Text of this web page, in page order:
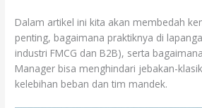
Dalam artikel ini kita akan membedah
penting, bagaimana praktiknya di
industri FMCG dan B2B), serta
Manager bisa menghindari jebakan-
kelebihan beban dan tim mandek.